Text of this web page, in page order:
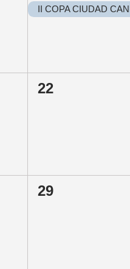
EVENTO,
II COPA CIUDAD
0
22
0
29